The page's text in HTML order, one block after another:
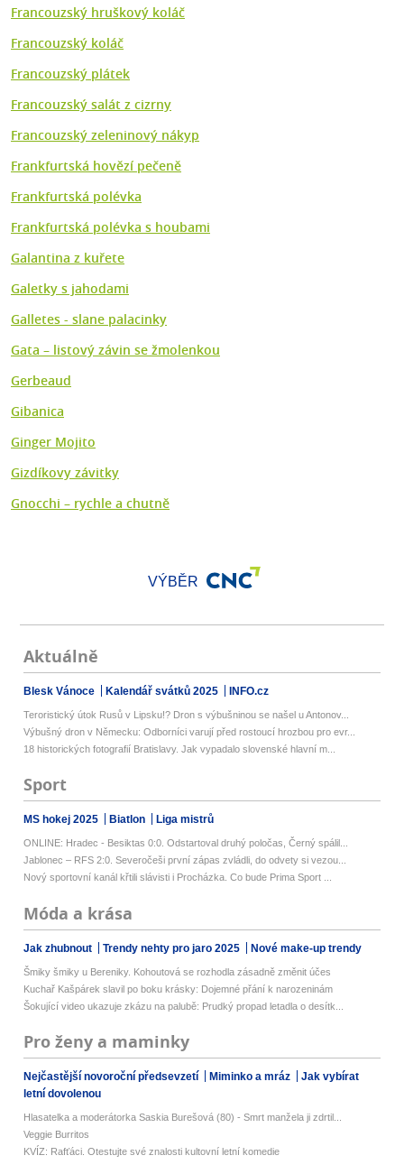
Francouzský hruškový koláč
Francouzský koláč
Francouzský plátek
Francouzský salát z cizrny
Francouzský zeleninový nákyp
Frankfurtská hovězí pečeně
Frankfurtská polévka
Frankfurtská polévka s houbami
Galantina z kuřete
Galetky s jahodami
Galletes - slane palacinky
Gata – listový závin se žmolenkou
Gerbeaud
Gibanica
Ginger Mojito
Gizdíkovy závitky
Gnocchi – rychle a chutně
VÝBĚR
Aktuálně
Blesk Vánoce Kalendář svátků 2025 INFO.cz
Teroristický útok Rusů v Lipsku!? Dron s výbušninou se našel u Antonov...
Výbušný dron v Německu: Odborníci varují před rostoucí hrozbou pro evr...
18 historických fotografií Bratislavy. Jak vypadalo slovenské hlavní m...
Sport
MS hokej 2025 Biatlon Liga mistrů
ONLINE: Hradec - Besiktas 0:0. Odstartoval druhý poločas, Černý spálil...
Jablonec – RFS 2:0. Severočeši první zápas zvládli, do odvety si vezou...
Nový sportovní kanál křtili slávisti i Procházka. Co bude Prima Sport ...
Móda a krása
Jak zhubnout Trendy nehty pro jaro 2025 Nové make-up trendy
Šmiky šmiky u Bereniky. Kohoutová se rozhodla zásadně změnit účes
Kuchař Kašpárek slavil po boku krásky: Dojemné přání k narozeninám
Šokující video ukazuje zkázu na palubě: Prudký propad letadla o desítk...
Pro ženy a maminky
Nejčastější novoroční předsevzetí Miminko a mráz
Jak vybírat
letní dovolenou
Hlasatelka a moderátorka Saskia Burešová (80) - Smrt manžela ji zdrtil...
Veggie Burritos
KVÍZ: Rafťáci. Otestujte své znalosti kultovní letní komedie